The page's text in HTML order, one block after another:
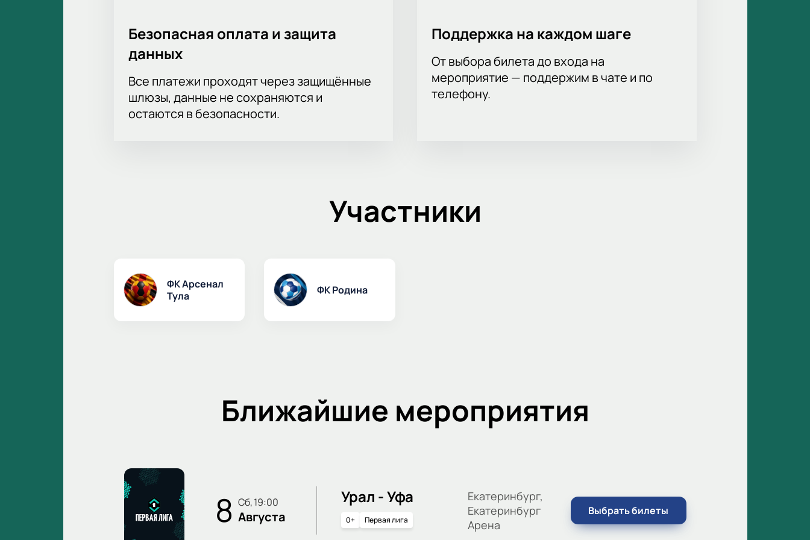
Безопасная оплата и защита
данных
Все платежи проходят через защищённые
шлюзы, данные не сохраняются и
остаются в безопасности.
Поддержка на каждом шаге
От выбора билета до входа на
мероприятие — поддержим в чате и по
телефону.
Участники
ФК Арсенал
Тула
ФК Родина
Ближайшие мероприятия
8 сб, 19:00
Августа
Урал - Уфа
0+ Первая лига
Екатеринбург,
Екатеринбург
Арена
Выбрать билеты